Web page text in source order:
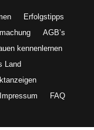
Erfolgstipps
AGB’s
kennenlernen
Land
Impressum
FAQ